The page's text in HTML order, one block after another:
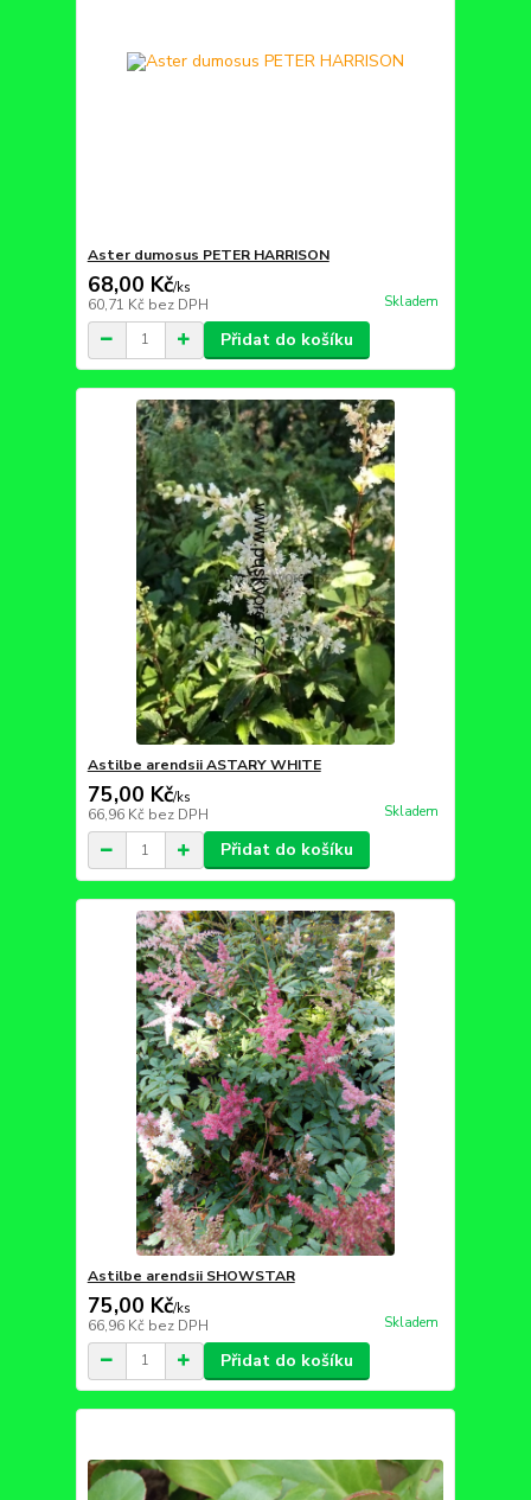
Aster dumosus PETER HARRISON
68,00 Kč/ks
60,71 Kč bez DPH Skladem
Přidat do košíku
Astilbe arendsii ASTARY WHITE
75,00 Kč/ks
66,96 Kč bez DPH Skladem
Přidat do košíku
Astilbe arendsii SHOWSTAR
75,00 Kč/ks
66,96 Kč bez DPH Skladem
Přidat do košíku